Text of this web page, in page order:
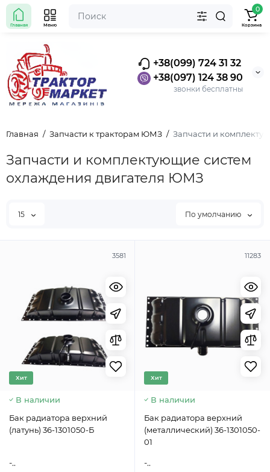
+38(099) 724 31 32
+38(097) 124 38 90
звонки бесплатны
Главная Меню
0
Корзина
Главная Запчасти к тракторам ЮМЗ Запчасти и
Запчасти и комплектующие систем
охлаждения двигателя ЮМЗ
15 По умолчанию
3581
Хит
В наличии
Бак радиатора верхний
(латунь) 36-1301050-Б
-..
11283
Хит
В наличии
Бак радиатора верхний
(металлический) 36-1301050-
01
-..